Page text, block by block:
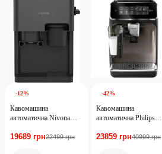
-12%
Кавомашина
автоматична Nivona
19689 грн22499 грн
-42%
Кавомашина
автоматична Philips
23859 грн40999 грн